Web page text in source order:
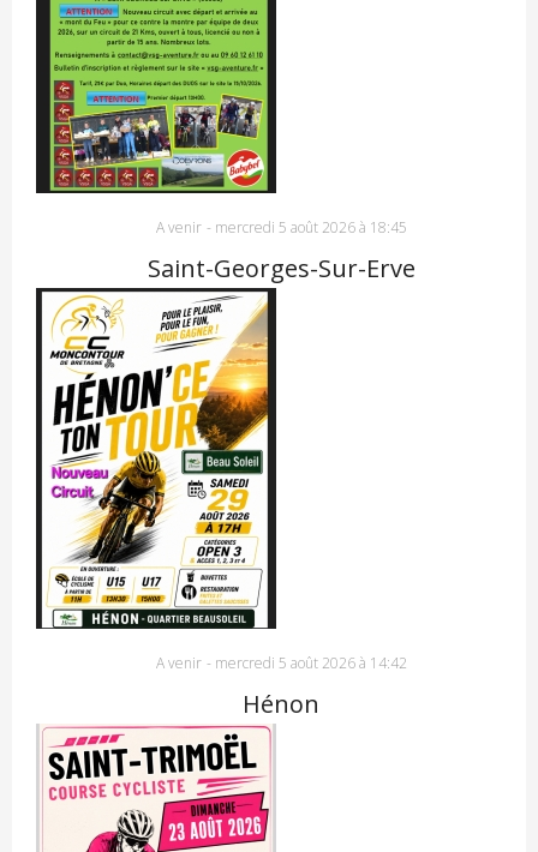
A venir - mercredi 5 août 2026 à 18:45
Saint-Georges-Sur-Erve
A venir - mercredi 5 août 2026 à 14:42
Hénon